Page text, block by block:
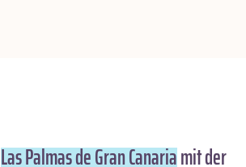
Las Palmas de Gran Canariamit der